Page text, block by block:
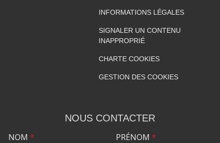
INFORMATIONS LÉGALES
SIGNALER UN CONTENU
INAPPROPRIÉ
CHARTE COOKIES
GESTION DES COOKIES
NOUS CONTACTER
NOM * PRÉNOM *